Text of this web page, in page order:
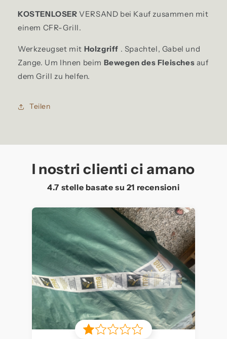
KOSTENLOSER VERSAND bei Kauf zusammen mit
einem CFR-Grill.
Werkzeugset mit Holzgriff . Spachtel, Gabel und
Zange. Um Ihnen beim Bewegen des Fleisches auf
dem Grill zu helfen.
Teilen
I nostri clienti ci amano
4.7 stelle basate su 21 recensioni